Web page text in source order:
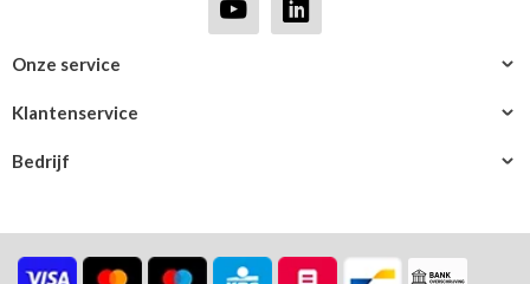
Bedrijf
Klantenservice
Onze service